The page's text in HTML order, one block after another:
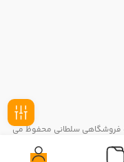
فروشگاهی سلطانی محفوظ می